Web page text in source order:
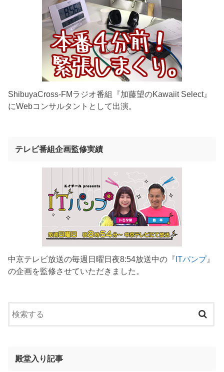
ShibuyaCross-FMラジオ番組『加藤望のKawaiit Select』
にWebコンサルタントとして出演。
テレビ番組企画監修実績
中京テレビ放送の毎週日曜日夜8:54放送中の『ITパンプ』
の企画を監修させていただきました。
殿堂入り記事